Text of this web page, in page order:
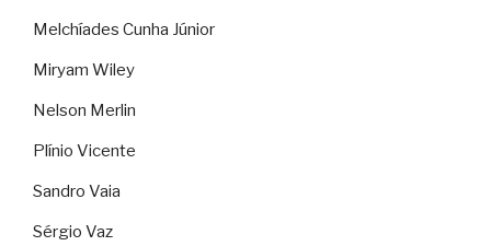
Melchíades Cunha Júnior
Miryam Wiley
Nelson Merlin
Plínio Vicente
Sandro Vaia
Sérgio Vaz